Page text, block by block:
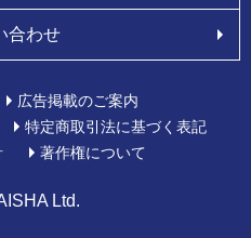
合わせ
広告掲載のご案内
特定商取引法に基づく表記
著作権について
Ltd.